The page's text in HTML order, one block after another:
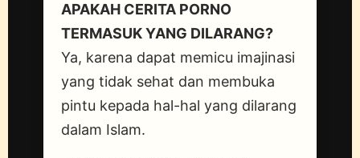
APAKAH CERITA PORNO
TERMASUK YANG DILARANG?
Ya, karena dapat memicu imajinasi
yang tidak sehat dan membuka
pintu kepada hal-hal yang dilarang
dalam Islam.